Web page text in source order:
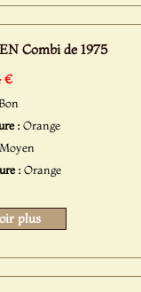
Combi de 1975
€
:Orange
Moyen
:Orange
plus